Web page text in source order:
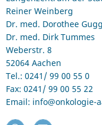
Reiner Weinberg
Dr. med. Dorothee
Dr. med. Dirk Tummes
Weberstr. 8
52064 Aachen
Tel.: 0241/ 99 00 55 0
Fax: 0241/ 99 00 55 22
Email: info@onkologie-